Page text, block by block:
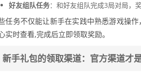
好友组队任务：和好友组队完成3局对局，
任务不仅能让新手在实践中熟悉游戏操
实时查看,完成后立即领取奖励。
新手礼包的领取渠道：官方渠道才